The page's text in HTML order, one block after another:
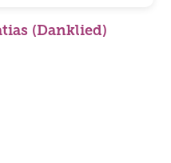
(Danklied)